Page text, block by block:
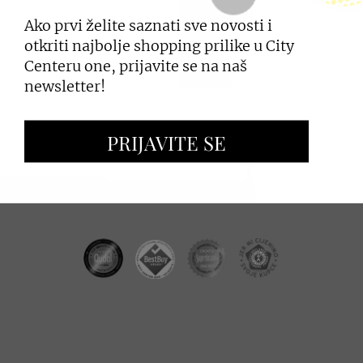
PRIJAVI SE
ZAKUP PROSTORA
OGLAŠAVANJE I PROMOCIJE
Ako prvi želite saznati sve novosti i
otkriti najbolje shopping prilike u City
Centeru one, prijavite se na naš
newsletter!
PRIJAVITE SE